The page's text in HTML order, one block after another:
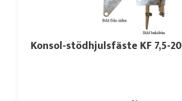
Konsol-stödhjulsfäste KF 7,5-20